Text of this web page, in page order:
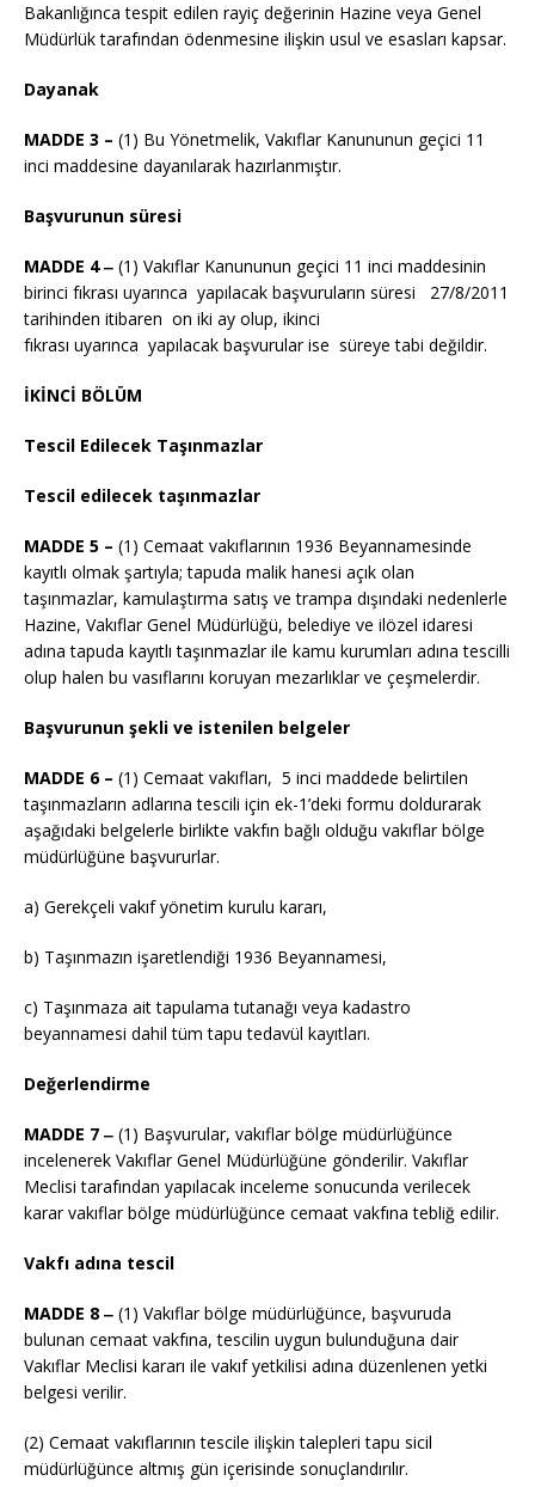
Bakanlığınca tespit edilen rayiç değerinin Hazine veya Genel
Müdürlük tarafından ödenmesine ilişkin usul ve esasları kapsar.
Dayanak
MADDE 3 – (1) Bu Yönetmelik, Vakıflar Kanununun geçici 11
inci maddesine dayanılarak hazırlanmıştır.
Başvurunun süresi
MADDE 4 ‒ (1) Vakıflar Kanununun geçici 11 inci maddesinin
birinci fıkrası uyarınca yapılacak başvuruların süresi 27/8/2011
tarihinden itibaren on iki ay olup, ikinci
fıkrası uyarınca yapılacak başvurular ise süreye tabi değildir.
İKİNCİ BÖLÜM
Tescil Edilecek Taşınmazlar
Tescil edilecek taşınmazlar
MADDE 5 – (1) Cemaat vakıflarının 1936 Beyannamesinde
kayıtlı olmak şartıyla; tapuda malik hanesi açık olan
taşınmazlar, kamulaştırma satış ve trampa dışındaki nedenlerle
Hazine, Vakıflar Genel Müdürlüğü, belediye ve ilözel idaresi
adına tapuda kayıtlı taşınmazlar ile kamu kurumları adına tescilli
olup halen bu vasıflarını koruyan mezarlıklar ve çeşmelerdir.
Başvurunun şekli ve istenilen belgeler
MADDE 6 – (1) Cemaat vakıfları, 5 inci maddede belirtilen
taşınmazların adlarına tescili için ek-1’deki formu doldurarak
aşağıdaki belgelerle birlikte vakfın bağlı olduğu vakıflar bölge
müdürlüğüne başvururlar.
a) Gerekçeli vakıf yönetim kurulu kararı,
b) Taşınmazın işaretlendiği 1936 Beyannamesi,
c) Taşınmaza ait tapulama tutanağı veya kadastro
beyannamesi dahil tüm tapu tedavül kayıtları.
Değerlendirme
MADDE 7 ‒ (1) Başvurular, vakıflar bölge müdürlüğünce
incelenerek Vakıflar Genel Müdürlüğüne gönderilir. Vakıflar
Meclisi tarafından yapılacak inceleme sonucunda verilecek
karar vakıflar bölge müdürlüğünce cemaat vakfına tebliğ edilir.
Vakfı adına tescil
MADDE 8 ‒ (1) Vakıflar bölge müdürlüğünce, başvuruda
bulunan cemaat vakfına, tescilin uygun bulunduğuna dair
Vakıflar Meclisi kararı ile vakıf yetkilisi adına düzenlenen yetki
belgesi verilir.
(2) Cemaat vakıflarının tescile ilişkin talepleri tapu sicil
müdürlüğünce altmış gün içerisinde sonuçlandırılır.